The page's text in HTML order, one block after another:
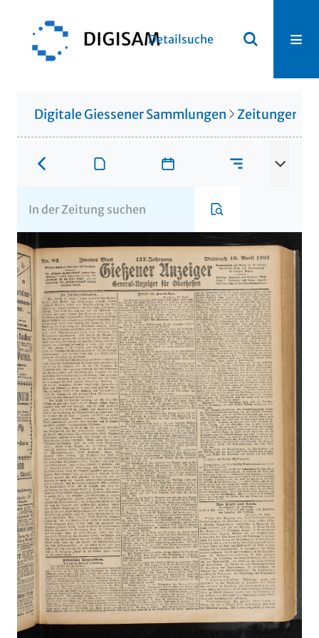
Detailsuche
Digitale Giessener Sammlungen Zeitungen